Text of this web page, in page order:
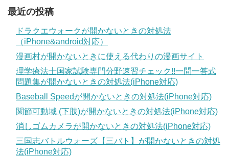
最近の投稿
ドラクエウォークが開かないときの対処法
（iPhone&android対応）
漫画村が開かないときに使える代わりの漫画サイト
理学療法士国家試験専門分野速習チェック!!一問一答式
問題集が開かないときの対処法(iPhone対応)
Baseball Speedが開かないときの対処法(iPhone対応)
関節可動域 (下肢)が開かないときの対処法(iPhone対応)
消しゴムカメラが開かないときの対処法(iPhone対応)
三国志バトルウォーズ【三バト】が開かないときの対処
法(iPhone対応)